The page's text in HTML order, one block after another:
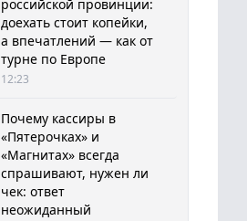
российской провинции:
доехать стоит копейки,
а впечатлений — как от
турне по Европе
12:23
Почему кассиры в
«Пятерочках» и
«Магнитах» всегда
спрашивают, нужен ли
чек: ответ
неожиданный